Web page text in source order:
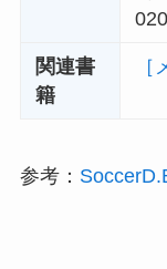
関連書
籍
参考：